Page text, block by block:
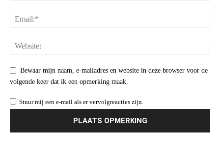
Bewaar mijn naam, e-mailadres en website in deze browser voor de
volgende keer dat ik een opmerking maak.
Stuur mij een e-mail als er vervolgreacties zijn.